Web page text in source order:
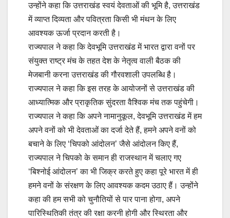
उन्होंने कहा कि उत्तराखंड स्वयं देवताओं की भूमि है, उत्तराखंड
में व्याप्त दिव्यता और पवित्रता किसी भी मंथन के लिए
आवश्यक ऊर्जा प्रदान करती है।
राज्यपाल ने कहा कि देवभूमि उत्तराखंड में भारत द्वारा वनों पर
संयुक्त राष्ट्र मंच के तहत देश के नेतृत्व वाली बैठक की
मेजबानी करना उत्तराखंड की गौरवशाली उपलब्धि है।
राज्यपाल ने कहा कि इस तरह के आयोजनों से उत्तराखंड की
आध्यात्मिक और प्राकृतिक सुंदरता वैश्विक मंच तक पहुंचेगी।
राज्यपाल ने कहा कि अपने नामानुकूल, देवभूमि उत्तराखंड में हम
अपने वनों को भी देवताओं का दर्जा देते हैं, हमने अपने वनों को
बचाने के लिए ‘चिपको आंदोलन’ जैसे आंदोलन किए हैं,
राज्यपाल ने चिपको के समान ही राजस्थान में चलाए गए
‘बिश्नोई आंदोलन’ का भी जिक्र करते हुए कहा पूरे भारत में ही
हमने वनों के संरक्षण के लिए आवश्यक कदम उठाए हैं। उन्होंने
कहा की हम सभी को चुनौतियों से पार पाना होगा, अपने
पारिस्थितिकी तंत्र की रक्षा करनी होगी और स्थिरता और